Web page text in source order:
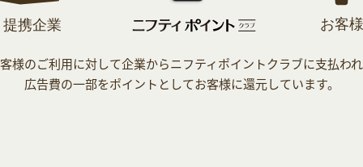
様のご利用に対して企業からニフティポイントクラブに支払わ
広告費の一部をポイントとしてお客様に還元しています。